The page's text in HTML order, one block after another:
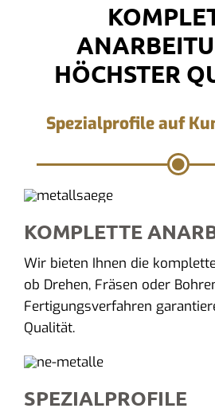
HÖCHSTER
Spezialprofile auf
KOMPLETTE
Wir bieten Ihnen die
ob Drehen, Fräsen oder
Fertigungsverfahren
Qualität.
SPEZIALPROFILE